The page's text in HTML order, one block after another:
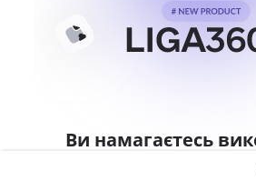
Ви намагаєтесь
інструменти для
роботи з